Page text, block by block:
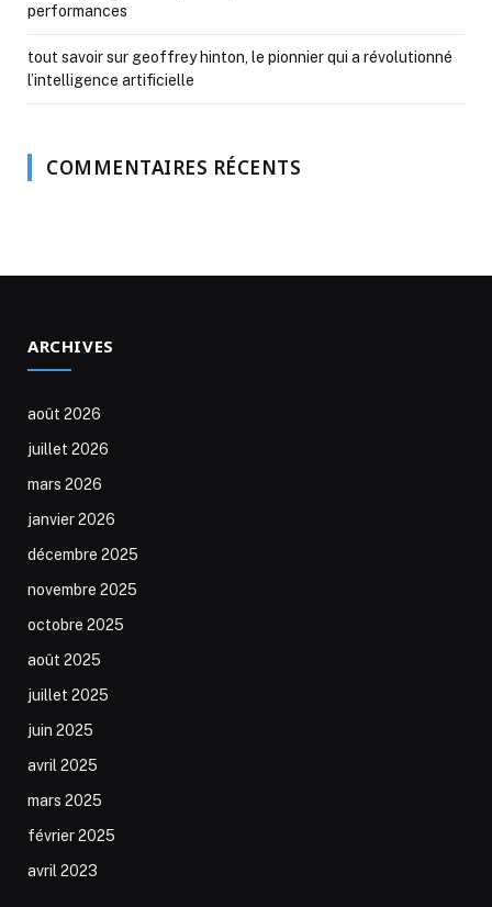
performances
tout savoir sur geoffrey hinton, le pionnier qui a révolutionné
l’intelligence artificielle
COMMENTAIRES RÉCENTS
ARCHIVES
août 2026
juillet 2026
mars 2026
janvier 2026
décembre 2025
novembre 2025
octobre 2025
août 2025
juillet 2025
juin 2025
avril 2025
mars 2025
février 2025
avril 2023